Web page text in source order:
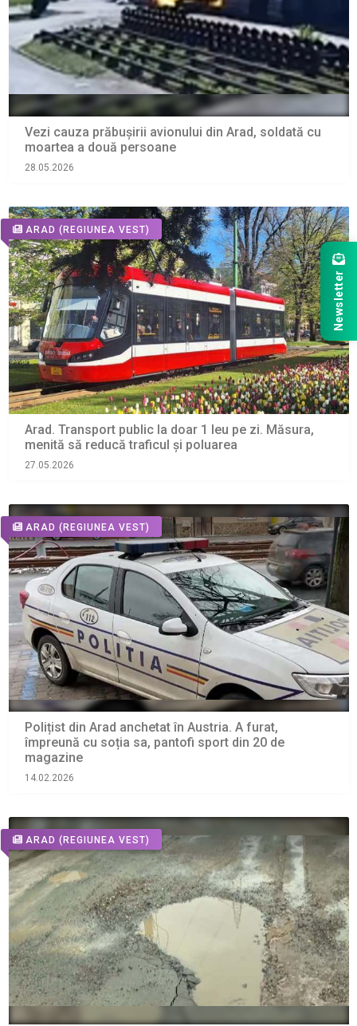
Vezi cauza prăbușirii avionului din Arad, soldată cu
moartea a două persoane
28.05.2026
ARAD (REGIUNEA VEST)
Arad. Transport public la doar 1 leu pe zi. Măsura,
menită să reducă traficul și poluarea
27.05.2026
ARAD (REGIUNEA VEST)
Polițist din Arad anchetat în Austria. A furat,
împreună cu soția sa, pantofi sport din 20 de
magazine
14.02.2026
ARAD (REGIUNEA VEST)
Newsletter